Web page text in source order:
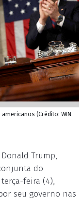
(Crédito: WIN
Trump,
do
feira (4),
seu governo nas